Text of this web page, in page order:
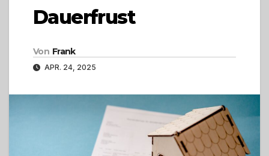
Dauerfrust
Von Frank
APR. 24, 2025